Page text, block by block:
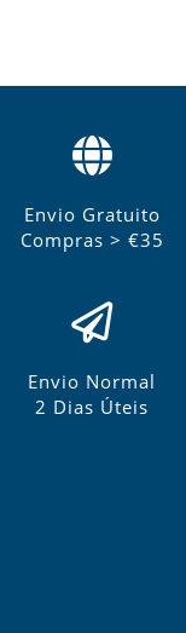
Envio Gratuito
Compras > €35
Envio Normal
2 Dias Úteis